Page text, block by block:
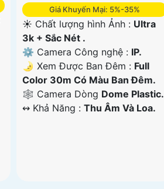
Giá Khuyến Mại: 5%-35%
☀️ Chất lượng hình Ảnh : Ultra
3k + Sắc Nét .
⚙ Camera Công nghệ : IP.
🌛 Xem Được Ban Đêm : Full
Color 30m Có Màu Ban Ðêm.
🕸️ Camera Dòng Dome Plastic.
️↭ Khả Năng :Thu Âm Và Loa.